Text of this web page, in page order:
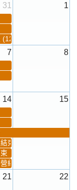
31 1
7 8
14 15
束
結束
21 22